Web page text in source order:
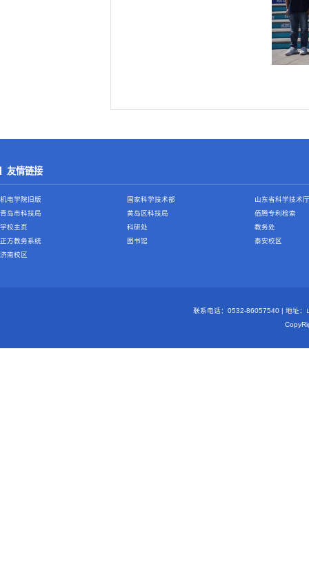
友情链接
机电学院旧版 国家科学技术部
山东省科学技术厅
青岛市科技局
黄岛区科技局
佰腾专利检索
学校主页
科研处
教务处
正方教务系统
图书馆
泰安校区
济南校区
联系电话：0532-86057540 | 地址：